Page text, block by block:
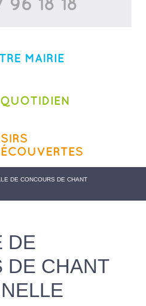
DE CONCOURS DE CHANT
DE
DE CHANT